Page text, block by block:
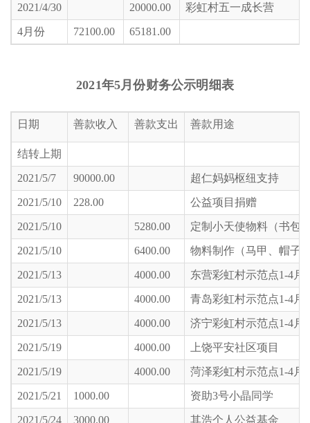
2021/4/30 20000.00 彩虹村五一成长营
4月份 72100.00 65181.00
2021年5月份财务公示明细表
日期 善款收入 善款支出 善款用途
结转上期
2021/5/7 90000.00 超仁妈妈枢纽支持
2021/5/10 228.00 公益项目捐赠
2021/5/10 5280.00 定制小天使物料（书包
2021/5/10 6400.00 物料制作（马甲、帽子
2021/5/13 4000.00 东营彩虹村示范点1-4月
2021/5/13 4000.00 青岛彩虹村示范点1-4月
2021/5/13 4000.00 济宁彩虹村示范点1-4月
2021/5/19 4000.00 上饶平安社区项目
2021/5/19 4000.00 菏泽彩虹村示范点1-4月
2021/5/21 1000.00 资助3号小晶同学
2021/5/24 3000.00 其浩个人公益基金